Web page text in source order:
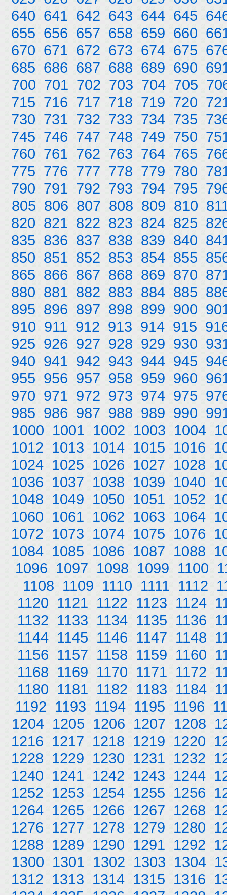
640 641 642 643 644 645
655 656 657 658 659 660
670 671 672 673 674 675
685 686 687 688 689 690
700 701 702 703 704 705
715 716 717 718 719 720
730 731 732 733 734 735
745 746 747 748 749 750
760 761 762 763 764 765
775 776 777 778 779 780
790 791 792 793 794 795
805 806 807 808 809 810
820 821 822 823 824 825
835 836 837 838 839 840
850 851 852 853 854 855
865 866 867 868 869 870
880 881 882 883 884 885
895 896 897 898 899 900
910 911 912 913 914 915
925 926 927 928 929 930
940 941 942 943 944 945
955 956 957 958 959 960
970 971 972 973 974 975
985 986 987 988 989 990
1000 1001 1002 1003 1004
1012 1013 1014 1015 1016
1024 1025 1026 1027 1028
1036 1037 1038 1039 1040
1048 1049 1050 1051 1052
1060 1061 1062 1063 1064
1072 1073 1074 1075 1076
1084 1085 1086 1087 1088
1096 1097 1098 1099 1100
1108 1109 1110 1111 1112
1120 1121 1122 1123 1124
1132 1133 1134 1135 1136
1144 1145 1146 1147 1148
1156 1157 1158 1159 1160
1168 1169 1170 1171 1172
1180 1181 1182 1183 1184
1192 1193 1194 1195 1196
1204 1205 1206 1207 1208
1216 1217 1218 1219 1220
1228 1229 1230 1231 1232
1240 1241 1242 1243 1244
1252 1253 1254 1255 1256
1264 1265 1266 1267 1268
1276 1277 1278 1279 1280
1288 1289 1290 1291 1292
1300 1301 1302 1303 1304
1312 1313 1314 1315 1316